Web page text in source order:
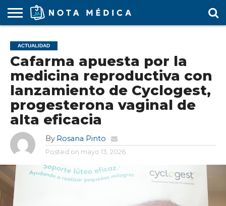
MÉDICA
ARS
ARTÍCULO
ACTUALIDAD
COLEGIO
MÉDICO
COVID-
19
EDUCACIÓN
MÉDICA
ESTUDIANTES
FARMACÉUTICAS
GUBERNAMENTAL
HOSPITALES
Y CLÍNICAS
MARKETING
MÉDICO
RESIDENTES
SALUD
LABORAL
SOCIEDADES
MÉDICAS
TURISMO
MÉDICO
VÍDEOS
ACTUALIDAD
Cafarma apuesta por la
medicina reproductiva con
lanzamiento de Cyclogest,
progesterona vaginal de
alta eficacia
By Rosana Pinto
Posted on mayo 13, 2026